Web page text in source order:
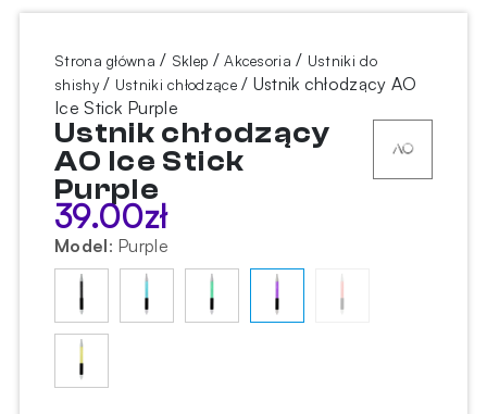
Strona główna / Sklep /Akcesoria / Ustniki do
shishy/ Ustniki chłodzące/ Ustnik chłodzący AO
Ice Stick Purple
Ustnik chłodzący
AO Ice Stick
Purple
39.00zł
Model: Purple